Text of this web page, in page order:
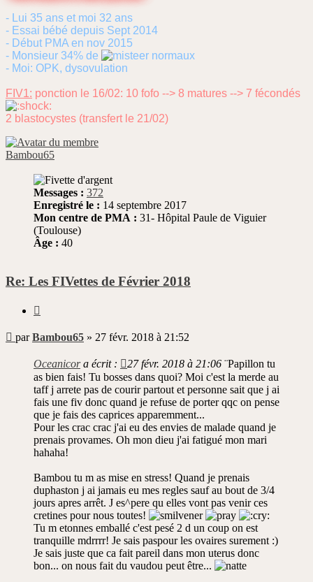
- Lui 35 ans et moi 32 ans
- Essai bébé depuis Sept 2014
- Début PMA en nov 2015
- Monsieur 34% de
normaux
- Moi: OPK, dysovulation
FIV1: ponction le 16/02: 10 fofo --> 8 matures --> 7 fécondés
2 blastocystes (transfert le 21/02)
Bambou65
Messages : 372
Enregistré le : 14 septembre 2017
Mon centre de PMA : 31- Hôpital Paule de Viguier
(Toulouse)
Âge : 40
Re: Les FIVettes de Février 2018
Message
non
parBambou65 » 27 févr. 2018 à 21:52
Oceanicora écrit : 27 févr. 2018 à 21:06 ¨Papillon tu
as bien fais! Tu bosses dans quoi? Moi c'est la merde au
taff j arrete pas de courir partout et personne sait que j ai
fais une fiv donc quand je refuse de porter qqc on pense
que je fais des caprices apparemment...
Pour les crac crac j'ai eu des envies de malade quand je
prenais provames. Oh mon dieu j'ai fatigué mon mari
hahaha!
Bambou tu m as mise en stress! Quand je prenais
duphaston j ai jamais eu mes regles sauf au bout de 3/4
jours apres arrêt. J es^pere qu elles vont pas venir ces
cretines pour nous toutes!
Tu m etonnes emballé c'est pesé 2 d un coup on est
tranquille mdrrrr! Je sais paspour les ovaires surement :)
Je sais juste que ca fait pareil dans mon uterus donc
bon... on nous fait du vaudou peut être...